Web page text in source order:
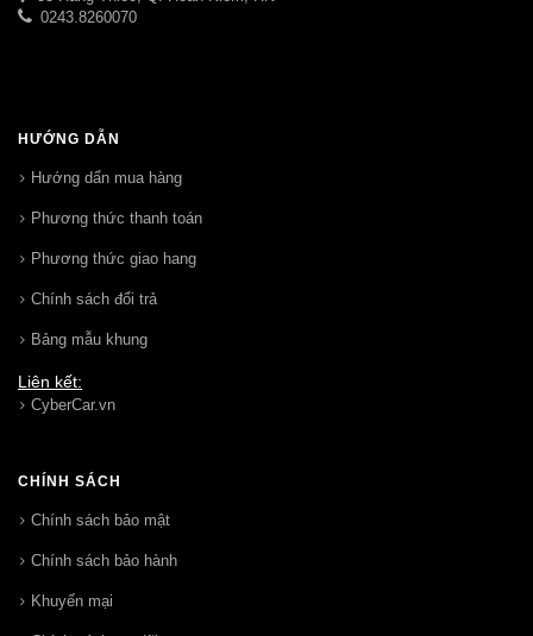
0243.8260070
HƯỚNG DẪN
Hướng dẩn mua hàng
Phương thức thanh toán
Phương thức giao hang
Chính sách đổi trả
Bảng mẫu khung
Liên kết:
CyberCar.vn
CHÍNH SÁCH
Chính sách bảo mật
Chính sách bảo hành
Khuyến mại